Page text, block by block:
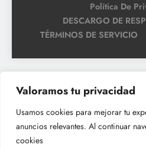
Valoramos tu privacidad
Usamos cookies para mejorar tu
anuncios relevantes. Al continuar
cookies
Política De
DESCARGO DE
TÉRMINOS DE SERVICIO